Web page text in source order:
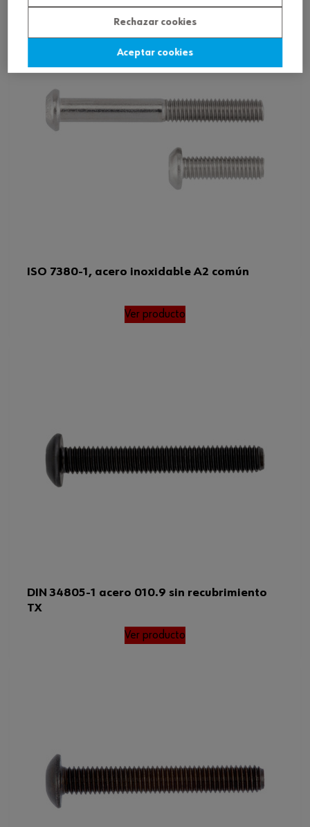
ISO 7380-1, acero inoxidable A2 común
Ver producto
DIN 34805-1 acero 010.9 sin recubrimiento
TX
Ver producto
Rechazar cookies
Aceptar cookies